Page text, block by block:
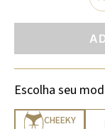
Escolha seu
CHEEKY